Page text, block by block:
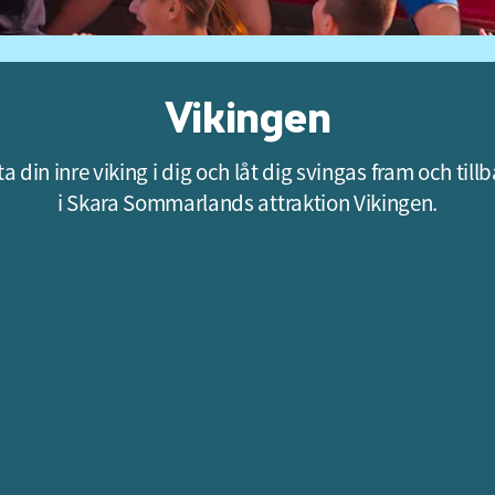
Vikingen
din inre viking i dig och låt dig svingas fram och
i Skara Sommarlands attraktion Vikingen.